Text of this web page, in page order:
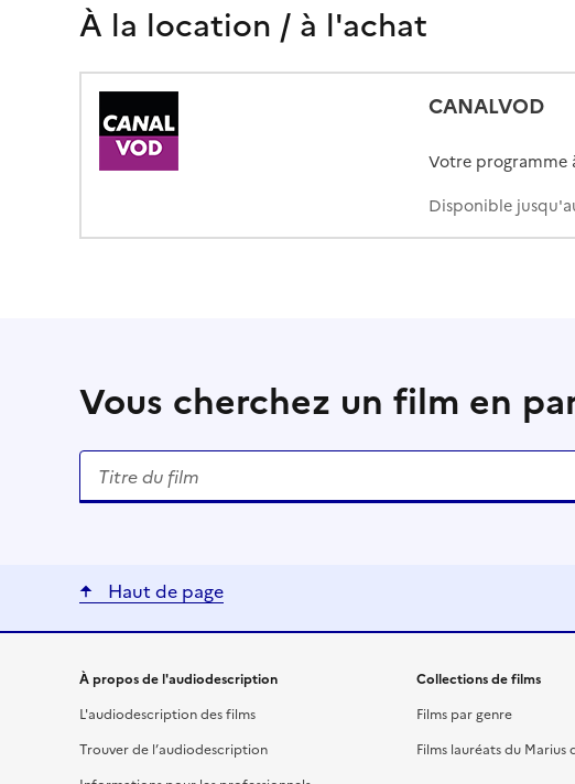
À la location / à l'achat
CANALVOD
Votre programme
Disponible
Vous cherchez un film en
Rechercher un titre de film
Haut de page
Liens utiles
À propos de l'audiodescription
L'audiodescription des films
Trouver de l’audiodescription
Collections de films
Films par genre
Films lauréats du